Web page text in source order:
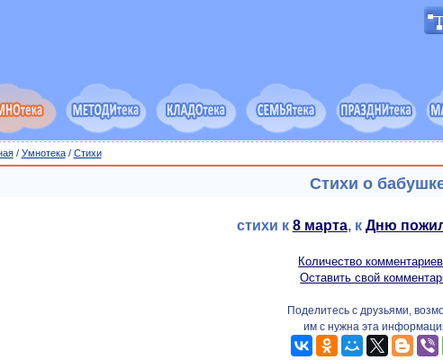
/ Умнотека/ Cтихи
Стихи о
стихи к 8 марта, к Дню
Количество
Оставить свой
Поделитесь с друзьями,
им с нужна эта